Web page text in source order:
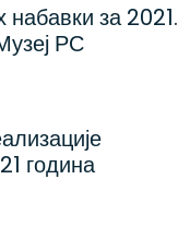
набавки за 2021.
РС
година